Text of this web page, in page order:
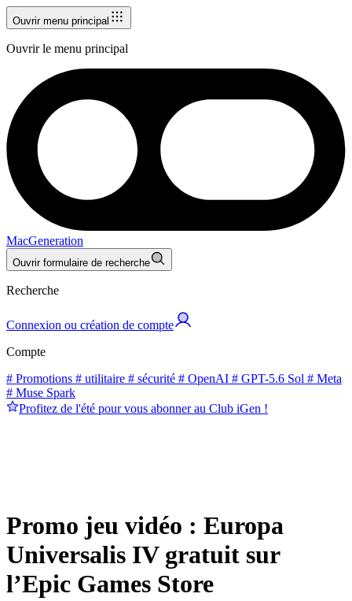
Ouvrir menu principal
Ouvrir le menu principal
MacGeneration
Ouvrir formulaire de recherche
Recherche
Connexion ou création de compte
Compte
# Promotions # utilitaire # sécurité # OpenAI # GPT-5.6 Sol # Meta
# Muse Spark
Profitez de l'été pour vous abonner au Club iGen !
Promo jeu vidéo : Europa
Universalis IV gratuit sur
l’Epic Games Store